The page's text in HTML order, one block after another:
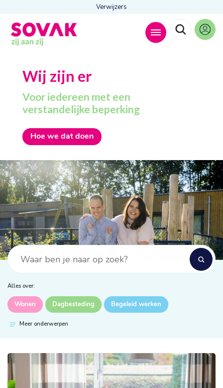
Verwijzers
Anderen zochten ook
Wonen
Behandelingen
Contact
Wij zijn er
Voor iedereen met een
verstandelijke beperking
Hoe we dat doen
Alles over:
Wonen Dagbesteding Begeleid werken
Meer onderwerpen